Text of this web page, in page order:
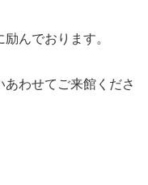
んでおります。
わせてご来館くださ